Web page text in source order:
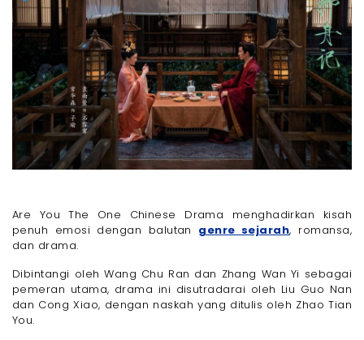
Are You The One Chinese Drama menghadirkan kisah
penuh emosi dengan balutan genre sejarah, romansa,
dan drama.
Dibintangi oleh Wang Chu Ran dan Zhang Wan Yi sebagai
pemeran utama, drama ini disutradarai oleh Liu Guo Nan
dan Cong Xiao, dengan naskah yang ditulis oleh Zhao Tian
You.